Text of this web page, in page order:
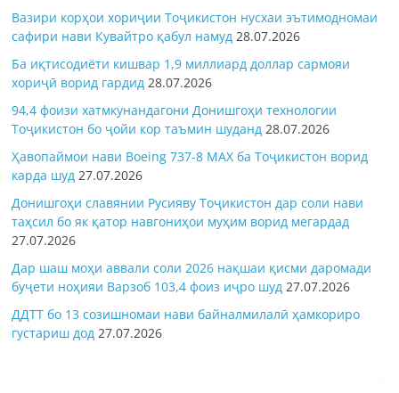
Вазири корҳои хориҷии Тоҷикистон нусхаи эътимодномаи
сафири нави Кувайтро қабул намуд 28.07.2026
Ба иқтисодиёти кишвар 1,9 миллиард доллар сармояи
хориҷӣ ворид гардид 28.07.2026
94,4 фоизи хатмкунандагони Донишгоҳи технологии
Тоҷикистон бо ҷойи кор таъмин шуданд 28.07.2026
Ҳавопаймои нави Boeing 737-8 MAX ба Тоҷикистон ворид
карда шуд 27.07.2026
Донишгоҳи славянии Русияву Тоҷикистон дар соли нави
таҳсил бо як қатор навгониҳои муҳим ворид мегардад
27.07.2026
Дар шаш моҳи аввали соли 2026 нақшаи қисми даромади
буҷети ноҳияи Варзоб 103,4 фоиз иҷро шуд 27.07.2026
ДДТТ бо 13 созишномаи нави байналмилалӣ ҳамкориро
густариш дод 27.07.2026